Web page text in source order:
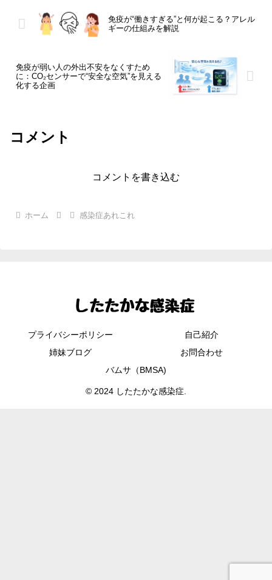
免疫が“働きすぎる”と何が起こる？アレル
ギーの仕組みを解説
免疫が弱い人の外出不安をなくすため
に：CO₂センサーで“安全な空気”を見える
化する企画
コメント
コメントを書き込む
ホーム 感染症あれこれ
プライバシーポリシー
自己紹介
姉妹ブログ
お問合わせ
バムサ（BMSA)
© 2024 したたかな感染症.